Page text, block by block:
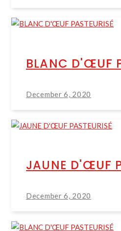
BLANC D'ŒUF
December 6, 2020
JAUNE D'ŒUF
December 6, 2020